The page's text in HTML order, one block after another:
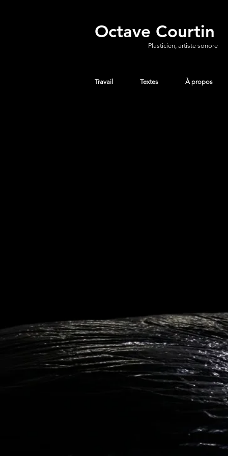
Octave Courtin
Plasticien, artiste sonore
Travail Textes À propos